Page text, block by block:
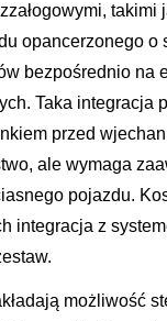
takimi
opancerzonego
bezpośrednio na
Taka integracja
przed
ale wymaga
pojazdu.
integracja z
możliwość